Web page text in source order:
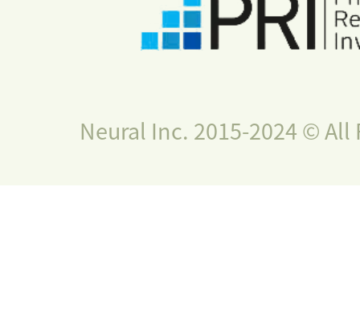
Neural Inc. 2015-2024 © All